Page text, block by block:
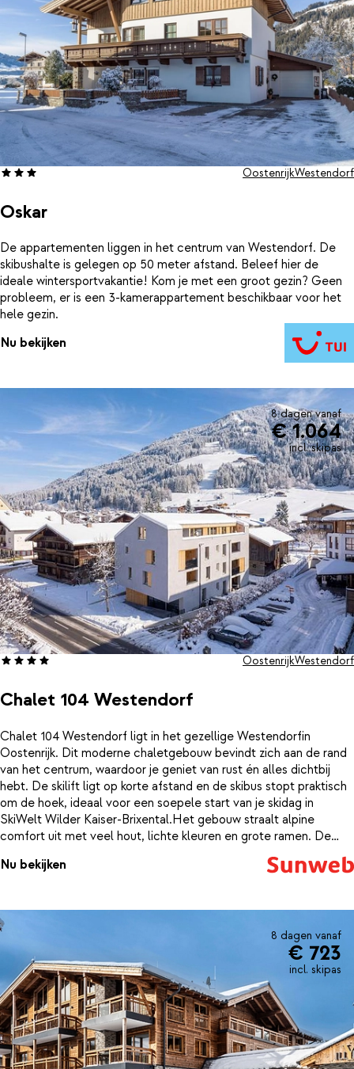
Oskar
OostenrijkWestendorf
De appartementen liggen in het centrum van Westendorf. De
skibushalte is gelegen op 50 meter afstand. Beleef hier de
ideale wintersportvakantie! Kom je met een groot gezin? Geen
probleem, er is een 3-kamerappartement beschikbaar voor het
hele gezin.
Nu bekijken
8 dagen vanaf
€ 1.064
incl. skipas
Chalet 104 Westendorf
OostenrijkWestendorf
Chalet 104 Westendorf ligt in het gezellige Westendorfin
Oostenrijk. Dit moderne chaletgebouw bevindt zich aan de rand
van het centrum, waardoor je geniet van rust én alles dichtbij
hebt. De skilift ligt op korte afstand en de skibus stopt praktisch
om de hoek, ideaal voor een soepele start van je skidag in
SkiWelt Wilder Kaiser-Brixental.Het gebouw straalt alpine
comfort uit met veel hout, lichte kleuren en grote ramen. De
zithoek, comfortabele slaapkamers en een compleet uitgeruste
voor een knusse sfeer na een dag in de sneeuw.Voor
wintersporters is het hier extra prettig: er is een skiberging met
schoenverwarmers, zodat je elke ochtend warme skischoenen
aantrekt. Parkeren kan in de parkeergarage en de centrale
receptie ligt op 50 meter lopen bij Chalet 149. Het centrum van
Westendorf bereik je binnen enkele minuten, net als restaurants
en een supermarkt.Na een dag op de pistes van SkiWelt, waar
brede afdalingen en gezellige berghutten op je wachten, kom je
hier heerlijk tot rust. Een plek waar je met een warm drankje nog
Nu bekijken
8 dagen vanaf
€ 723
incl. skipas